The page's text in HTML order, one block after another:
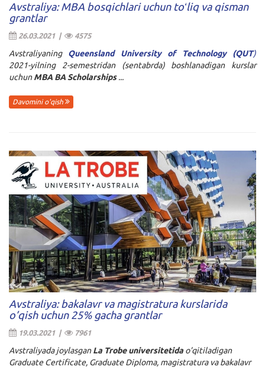
Avstraliya: MBA bosqichlari uchun toʻliq va qisman
grantlar
26.03.2021 | 4575
Avstraliyaning Queensland University of Technology (QUT)
2021-yilning 2-semestridan (sentabrda) boshlanadigan kurslar
uchunMBA BA Scholarships...
Davomini o'qish
Avstraliya: bakalavr va magistratura kurslarida
o’qish uchun 25% gacha grantlar
19.03.2021 | 7961
Avstraliyada joylasganLa Trobe universitetida o’qitiladigan
Graduate Certificate, Graduate Diploma, magistratura va bakalavr